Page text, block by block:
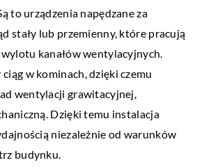
to urządzenia napędzane za
stały lub przemienny, które pracują
kanałów wentylacyjnych.
w kominach, dzięki czemu
wentylacji grawitacyjnej,
Dzięki temu instalacja
niezależnie od warunków
budynku.